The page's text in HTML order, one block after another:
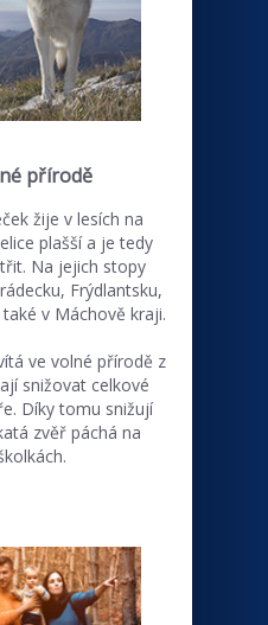
přírodě
žije v lesích na
plašší a je tedy
Na jejich stopy
Frýdlantsku,
v Máchově kraji.
ve volné přírodě z
snižovat celkové
Díky tomu snižují
zvěř páchá na